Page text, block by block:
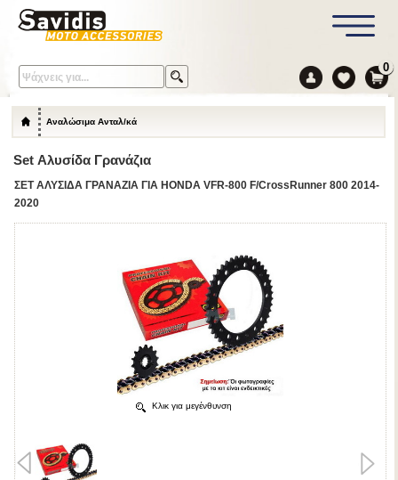
0
Αναλώσιμα Ανταλ/κά
Set Αλυσίδα Γρανάζια
ΣΕΤ ΑΛΥΣΙΔΑ ΓΡΑΝΑΖΙΑ ΓΙΑ HONDA VFR-800 F/CrossRunner 800 2014-
2020
Κλικ για μεγένθυνση